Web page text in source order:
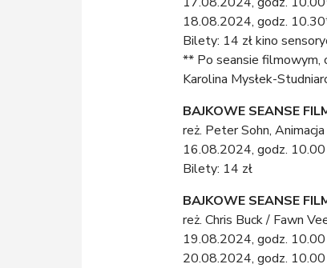
18.08.2024, godz.
Bilety: 14 zł kino
** Po seansie filmowym,
Karolina Mysłek-
BAJKOWE SEANSE
reż. Peter Sohn,
16.08.2024, godz. 10.00
Bilety: 14 zł
BAJKOWE SEANSE
reż. Chris Buck / Fawn
19.08.2024, godz. 10.00
20.08.2024, godz. 10.00